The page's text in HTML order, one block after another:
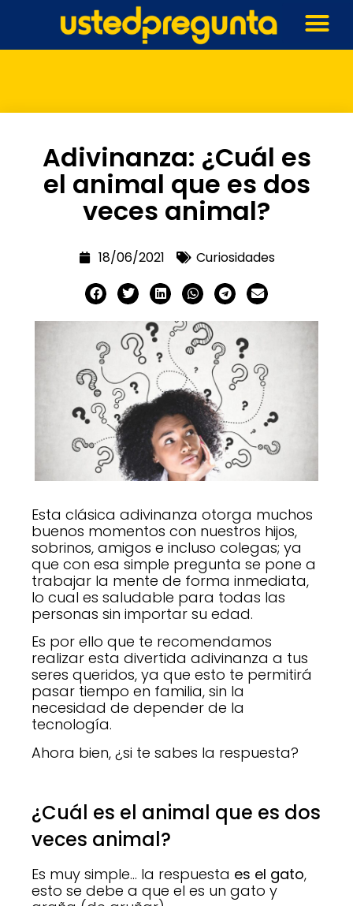
Adivinanza: ¿Cuál es
el animal que es dos
veces animal?
18/06/2021 Curiosidades
Esta clásica adivinanza otorga muchos
buenos momentos con nuestros hijos,
sobrinos, amigos e incluso colegas; ya
que con esa simple pregunta se pone a
trabajar la mente de forma inmediata,
lo cual es saludable para todas las
personas sin importar su edad.
Es por ello que te recomendamos
realizar esta divertida adivinanza a tus
seres queridos, ya que esto te permitirá
pasar tiempo en familia, sin la
necesidad de depender de la
tecnología.
Ahora bien, ¿si te sabes la respuesta?
¿Cuál es el animal que es dos
veces animal?
Es muy simple… la respuesta es el gato,
esto se debe a que el es un gato y